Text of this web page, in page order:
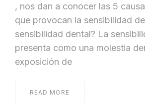
, nos dan a conocer las 5
que provocan la sensibilidad
sensibilidad dental? La
presenta como una molestia
exposición de
READ MORE